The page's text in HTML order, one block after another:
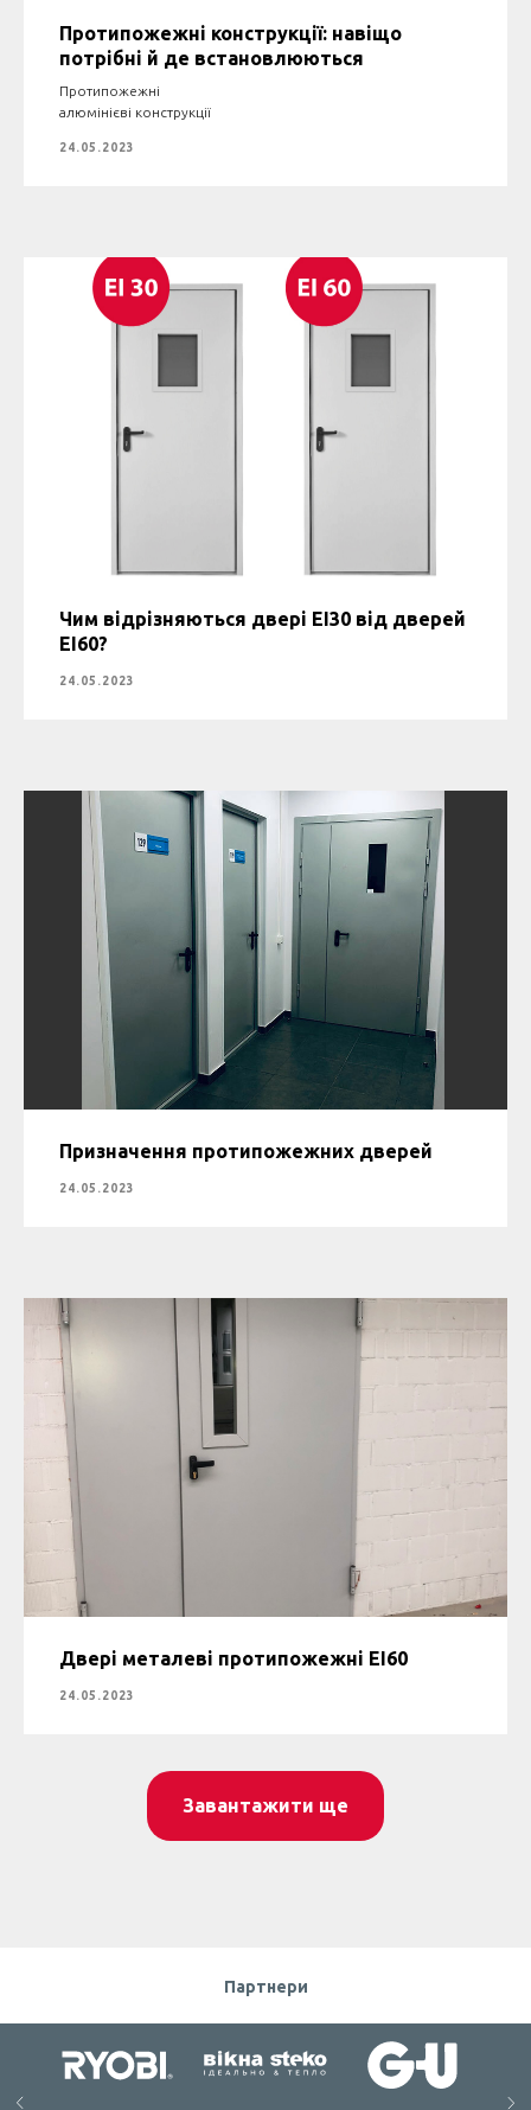
Протипожежні конструкції: навіщо
потрібні й де встановлюються
Протипожежні
алюмінієві конструкції
24.05.2023
Чим відрізняються двері EI30 від дверей
EI60?
24.05.2023
Призначення протипожежних дверей
24.05.2023
Двері металеві протипожежні ЕІ60
24.05.2023
Завантажити ще
Партнери